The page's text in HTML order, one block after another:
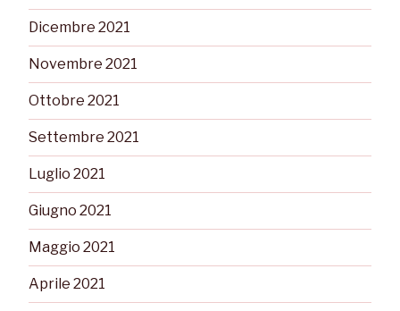
Dicembre 2021
Novembre 2021
Ottobre 2021
Settembre 2021
Luglio 2021
Giugno 2021
Maggio 2021
Aprile 2021